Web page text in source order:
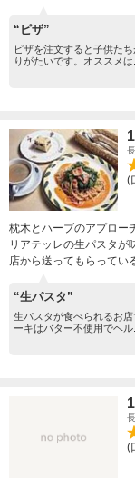
“ピザ”
ピザを注文すると子供た
りがたいです。オススメは...
(
枕木とハーブのアプロー
リアテッレの生パスタが
店から送ってもらってい
“生パスタ”
生パスタが食べられるお
ーキはバター不使用でヘル...
(